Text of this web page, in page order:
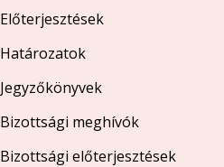
Előterjesztések
Határozatok
Jegyzőkönyvek
Bizottsági meghívók
Bizottsági előterjesztések